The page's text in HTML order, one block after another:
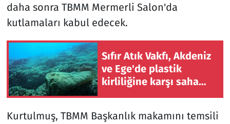
daha sonra TBMM Mermerli Salon'da
kutlamaları kabul edecek.
Sıfır Atık Vakfı, Akdeniz
ve Ege'de plastik
kirliliğine karşı saha
Kurtulmuş, TBMM Başkanlık makamını temsili